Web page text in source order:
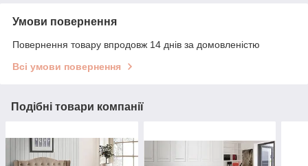
Умови повернення
Повернення товару впродовж 14 днів за домовленістю
Всі умови повернення
Подібні товари компанії